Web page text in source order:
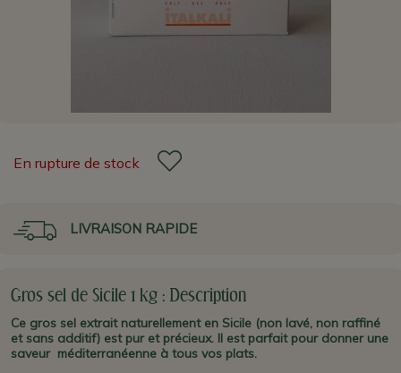
En rupture de stock
LIVRAISON RAPIDE
Gros sel de Sicile 1 kg : Description
Ce gros sel extrait naturellement en Sicile (non lavé, non raffiné
et sans additif) est pur et précieux. Il est parfait pour donner une
saveur méditerranéenne à tous vos plats.